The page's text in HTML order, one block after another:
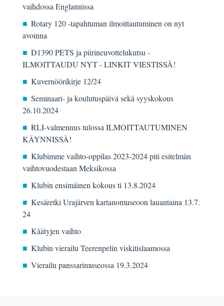
vaihdossa Englannissa
Rotary 120 -tapahtuman ilmoittautuminen on nyt
avoinna
D1390 PETS ja piirineuvottelukutsu -
ILMOITTAUDU NYT - LINKIT VIESTISSÄ!
Kuvernöörikirje 12/24
Seminaari- ja koulutuspäivä sekä syyskokous
26.10.2024
RLI-valmennus tulossa ILMOITTAUTUMINEN
KÄYNNISSÄ!
Klubimme vaihto-oppilas 2023-2024 piti esitelmän
vaihtovuodestaan Meksikossa
Klubin ensimäinen kokous ti 13.8.2024
Kesäretki Urajärven kartanomuseoon lauantaina 13.7.
24
Käätyjen vaihto
Klubin vierailu Teerenpelin viskitislaamossa
Vierailu panssarimuseossa 19.3.2024